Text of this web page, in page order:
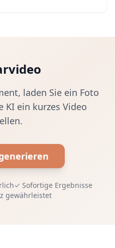
laden Sie ein Foto
KI ein kurzes Video
✓ Sofortige Ergebnisse
gewährleistet